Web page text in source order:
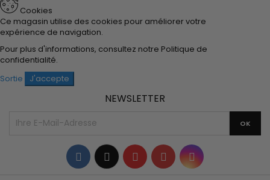
Cookies
Ce magasin utilise des cookies pour améliorer votre
expérience de navigation.
Pour plus d'informations, consultez notre Politique de
confidentialité.
Sortie
J'accepte
NEWSLETTER
Facebook
TwitterYouTubePinterestInstagram